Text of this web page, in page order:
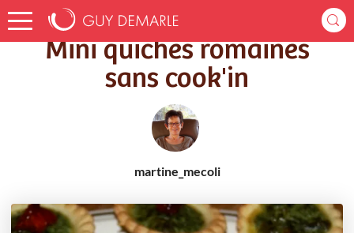
Accueil Recettes Mini quiches romaines sans cook'in
Mini quiches romaines
sans cook'in
martine_mecoli